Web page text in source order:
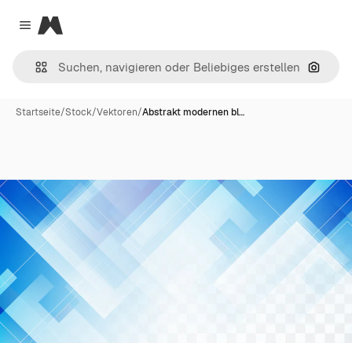
Close menu
Magnific
Nach
Startseite/Stock/Vektoren/Abstrakt modernen bl…